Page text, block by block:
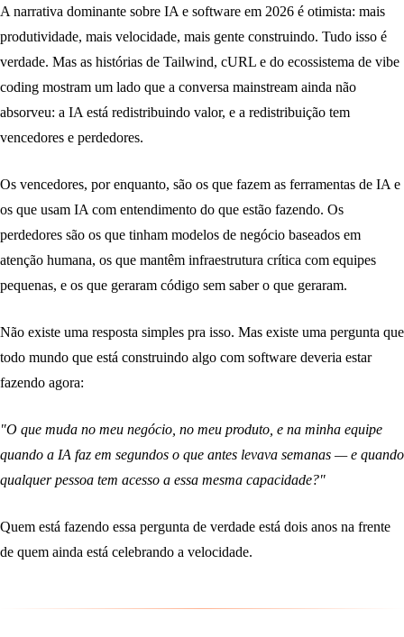
A narrativa dominante sobre IA e software em 2026 é otimista: mais
produtividade, mais velocidade, mais gente construindo. Tudo isso é
verdade. Mas as histórias de Tailwind, cURL e do ecossistema de vibe
coding mostram um lado que a conversa mainstream ainda não
absorveu: a IA está redistribuindo valor, e a redistribuição tem
vencedores e perdedores.
Os vencedores, por enquanto, são os que fazem as ferramentas de IA e
os que usam IA com entendimento do que estão fazendo. Os
perdedores são os que tinham modelos de negócio baseados em
atenção humana, os que mantêm infraestrutura crítica com equipes
pequenas, e os que geraram código sem saber o que geraram.
Não existe uma resposta simples pra isso. Mas existe uma pergunta que
todo mundo que está construindo algo com software deveria estar
fazendo agora:
"O que muda no meu negócio, no meu produto, e na minha equipe
quando a IA faz em segundos o que antes levava semanas — e quando
qualquer pessoa tem acesso a essa mesma capacidade?"
Quem está fazendo essa pergunta de verdade está dois anos na frente
de quem ainda está celebrando a velocidade.